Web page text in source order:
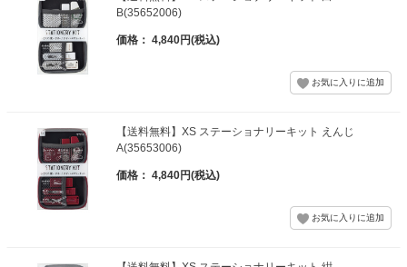
B(35652006)
価格： 4,840円(税込)
【送料無料】XS ステーショナリーキット えんじ
A(35653006)
価格： 4,840円(税込)